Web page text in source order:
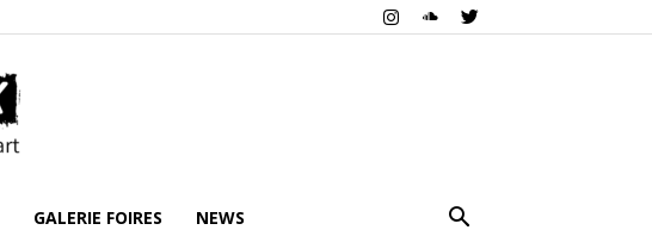
GALERIE FOIRES NEWS